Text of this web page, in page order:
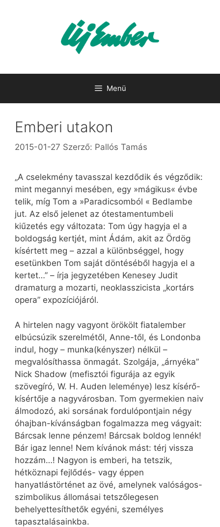
Menü
Emberi utakon
2015-01-27 Szerző: Pallós Tamás
„A cselekmény tavasszal kezdődik és végződik:
mint megannyi mesében, egy »mágikus« évbe
telik, míg Tom a »Paradicsomból « Bedlambe
jut. Az első jelenet az ótestamentumbeli
kiűzetés egy változata: Tom úgy hagyja el a
boldogság kertjét, mint Ádám, akit az Ördög
kísértett meg – azzal a különbséggel, hogy
esetünkben Tom saját döntéséből hagyja el a
kertet…” – írja jegyzetében Kenesey Judit
dramaturg a mozarti, neoklasszicista „kortárs
opera” expozíciójáról.
A hirtelen nagy vagyont örökölt fiatalember
elbúcsúzik szerelmétől, Anne-től, és Londonba
indul, hogy – munka(kényszer) nélkül –
megvalósíthassa önmagát. Szolgája, „árnyéka”
Nick Shadow (mefisztói figurája az egyik
szövegíró, W. H. Auden leleménye) lesz kísérő-
kísértője a nagyvárosban. Tom gyermekien naiv
álmodozó, aki sorsának fordulópontjain négy
óhajban-kívánságban fogalmazza meg vágyait:
Bárcsak lenne pénzem! Bárcsak boldog lennék!
Bár igaz lenne! Nem kívánok mást: térj vissza
hozzám…! Nagyon is emberi, ha tetszik,
hétköznapi fejlődés- vagy éppen
hanyatlástörténet az övé, amelynek valóságos-
szimbolikus állomásai tetszőlegesen
behelyettesíthetők egyéni, személyes
tapasztalásainkba.